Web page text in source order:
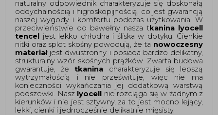
naturalny odpowiednik charakteryzuje się doskonałą
oddychalnością i higroskopijnością, co jest gwarancją
naszej wygody i komfortu podczas użytkowania. W
przeciwieństwie do bawełny nasza tkanina lyocell
tencel jest lekko chłodna i śliska w dotyku. Cienkie
nitki oraz splot skośny powodują, że ta nowoczesny
materiał jest dwustronny i posiada bardzo delikatny,
strukturalny wzór skośnych prążków. Zwarta budowa
gwarantuje, że tkanina charakteryzuje się lepszą
wytrzymałością i nie prześwituje, więc nie ma
konieczności wykańczania jej dodatkową warstwą
podszewki. Nasz lyocell nie rozciąga się w żadnym z
kierunków i nie jest sztywny, za to jest mocno lejący,
lekki, cienki i jednocześnie delikatnie mięsisty.